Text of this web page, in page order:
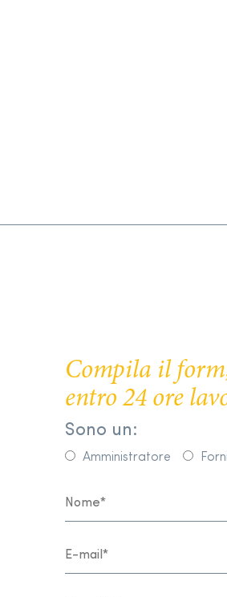
Compila il
entro 24 ore
Sono un:
Amministratore